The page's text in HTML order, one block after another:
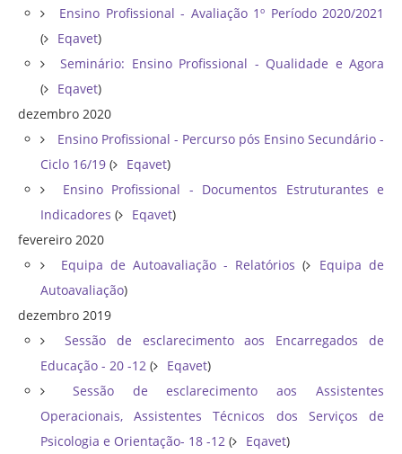
Ensino Profissional - Avaliação 1º Período 2020/2021
(
Eqavet)
Seminário: Ensino Profissional - Qualidade e Agora
(
Eqavet)
dezembro 2020
Ensino Profissional - Percurso pós Ensino Secundário -
Ciclo 16/19 ( Eqavet)
Ensino Profissional - Documentos Estruturantes e
Indicadores ( Eqavet)
fevereiro 2020
Equipa de Autoavaliação - Relatórios (
Equipa de
Autoavaliação)
dezembro 2019
Sessão de esclarecimento aos Encarregados de
Educação - 20 -12 ( Eqavet)
Sessão de esclarecimento aos Assistentes
Operacionais, Assistentes Técnicos dos Serviços de
Psicologia e Orientação- 18 -12 ( Eqavet)